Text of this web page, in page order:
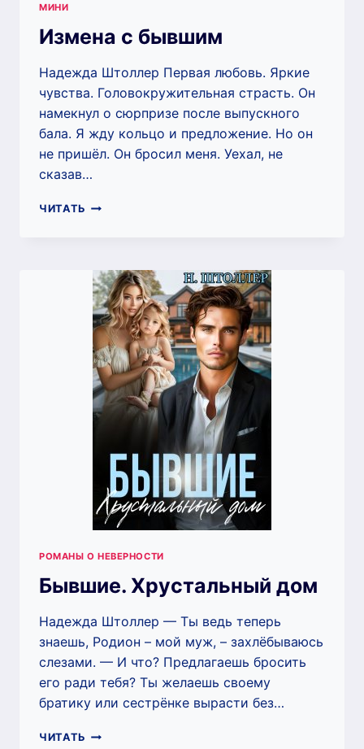
МИНИ
Измена с бывшим
Надежда Штоллер Первая любовь. Яркие
чувства. Головокружительная страсть. Он
намекнул о сюрпризе после выпускного
бала. Я жду кольцо и предложение. Но он
не пришёл. Он бросил меня. Уехал, не
сказав…
ЧИТАТЬ ИЗМЕНА
РОМАНЫ О НЕВЕРНОСТИ
Бывшие. Хрустальный дом
Надежда Штоллер — Ты ведь теперь
знаешь, Родион – мой муж, – захлёбываюсь
слезами. — И что? Предлагаешь бросить
его ради тебя? Ты желаешь своему
братику или сестрёнке вырасти без…
ЧИТАТЬ БЫВШИЕ.